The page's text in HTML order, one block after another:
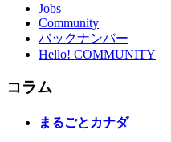
Jobs
Community
バックナンバー
Hello! COMMUNITY
コラム
まるごとカナダ